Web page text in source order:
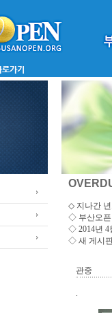
◇ 지나간 년
◇ 부산오
◇ 2014년 4
◇ 새 게시
관중
.